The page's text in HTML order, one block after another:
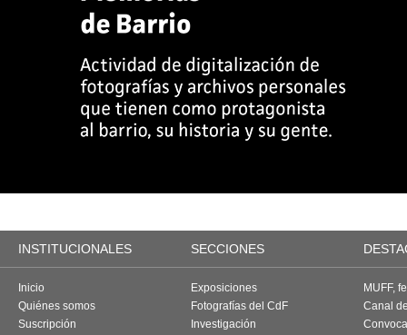
INSTITUCIONALES SECCIONES
Inicio
Quiénes somos
Suscripción
Exposiciones
Fotografías del CdF
Investigación
MUFF,
Canal